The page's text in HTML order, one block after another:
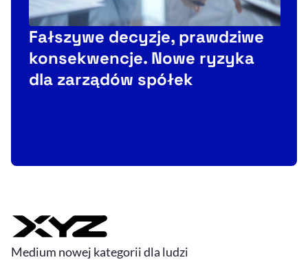
Fałszywe decyzje, prawdziwe
konsekwencje. Nowe ryzyka
dla zarządów spółek
Medium nowej kategorii dla ludzi